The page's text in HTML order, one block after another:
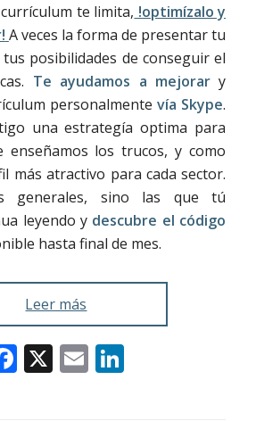
te limita, !optimízalo y
A veces la forma de presentar tu
posibilidades de conseguir el
Te ayudamos a mejorar y
personalmentevía Skype.
una estrategía optima para
enseñamos los trucos, y como
más atractivo para cada sector.
generales, sino las que tú
leyendo y descubre el código
hasta final de mes.
Leer más
Facebook
X EmailLinkedIn